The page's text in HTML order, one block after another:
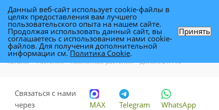
Дипсис 21/110
Каталог - Растения - Комнатные растения - Дипсис 21/110
Связаться с нами
через
MAX Telegram WhatsApp
Данный веб-сайт использует cookie-файлы в
целях предоставления вам лучшего
пользовательского опыта на нашем сайте.
Продолжая использовать данный сайт, вы
соглашаетесь с использованием нами cookie-
файлов. Для получения дополнительной
информации см.Политика Cookie.
Принять